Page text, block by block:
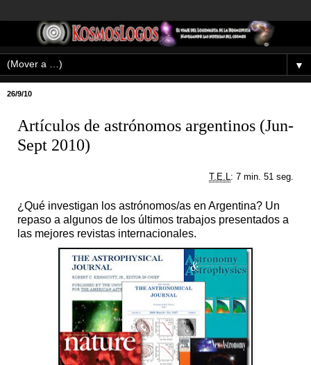
▼
26/9/10
Artículos de astrónomos argentinos (Jun-
Sept 2010)
T.E.L : 7 min. 51 seg.
¿Qué investigan los astrónomos/as en Argentina? Un
repaso a algunos de los últimos trabajos presentados a
las mejores revistas internacionales.